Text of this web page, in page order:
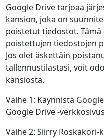
Google Drive tarjoaa
kansion, joka on
poistetut tiedostot.
poistettujen tiedostojen
Jos olet äskettäin
tallennustilastasi, voit
kansiosta.
Vaihe 1: Käynnistä
Google Drive -
Vaihe 2: Siirry Roskakori-